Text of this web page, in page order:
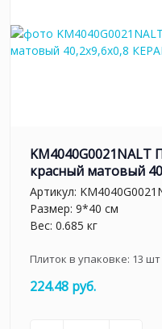
KM4040G0021NALT
красный матовый
Артикул:
Размер: 9*40 см
Вес: 0.685 кг
Плиток в упаковке: 13 шт
224.48 руб.